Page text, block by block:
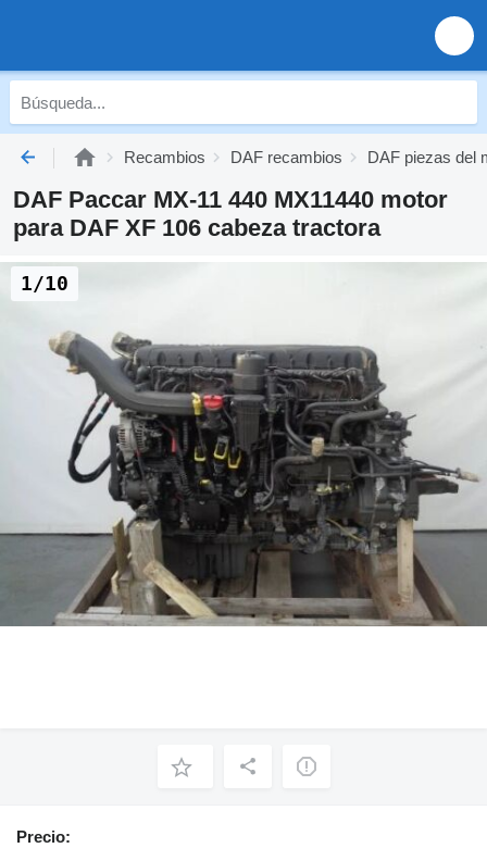
Recambios DAF recambios DAF piezas del
DAF Paccar MX-11 440 MX11440 motor
para DAF XF 106 cabeza tractora
1/10
Precio: